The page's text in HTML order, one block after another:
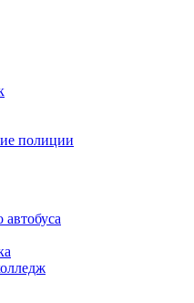
полиции